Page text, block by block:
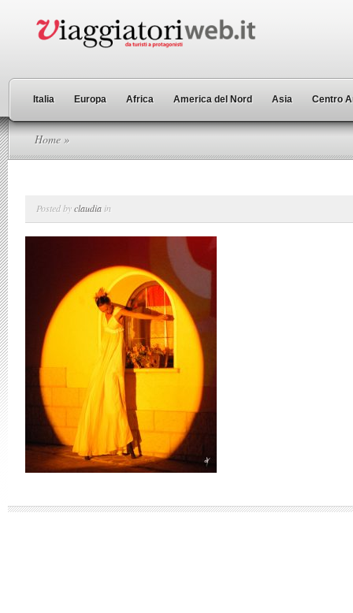
Italia Europa Africa America del Nord Asia Centro
Home »
Posted byclaudia in